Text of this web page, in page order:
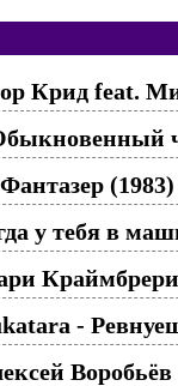
Крид feat.
Фантазер (1983)
у тебя в
Краймбрери
-